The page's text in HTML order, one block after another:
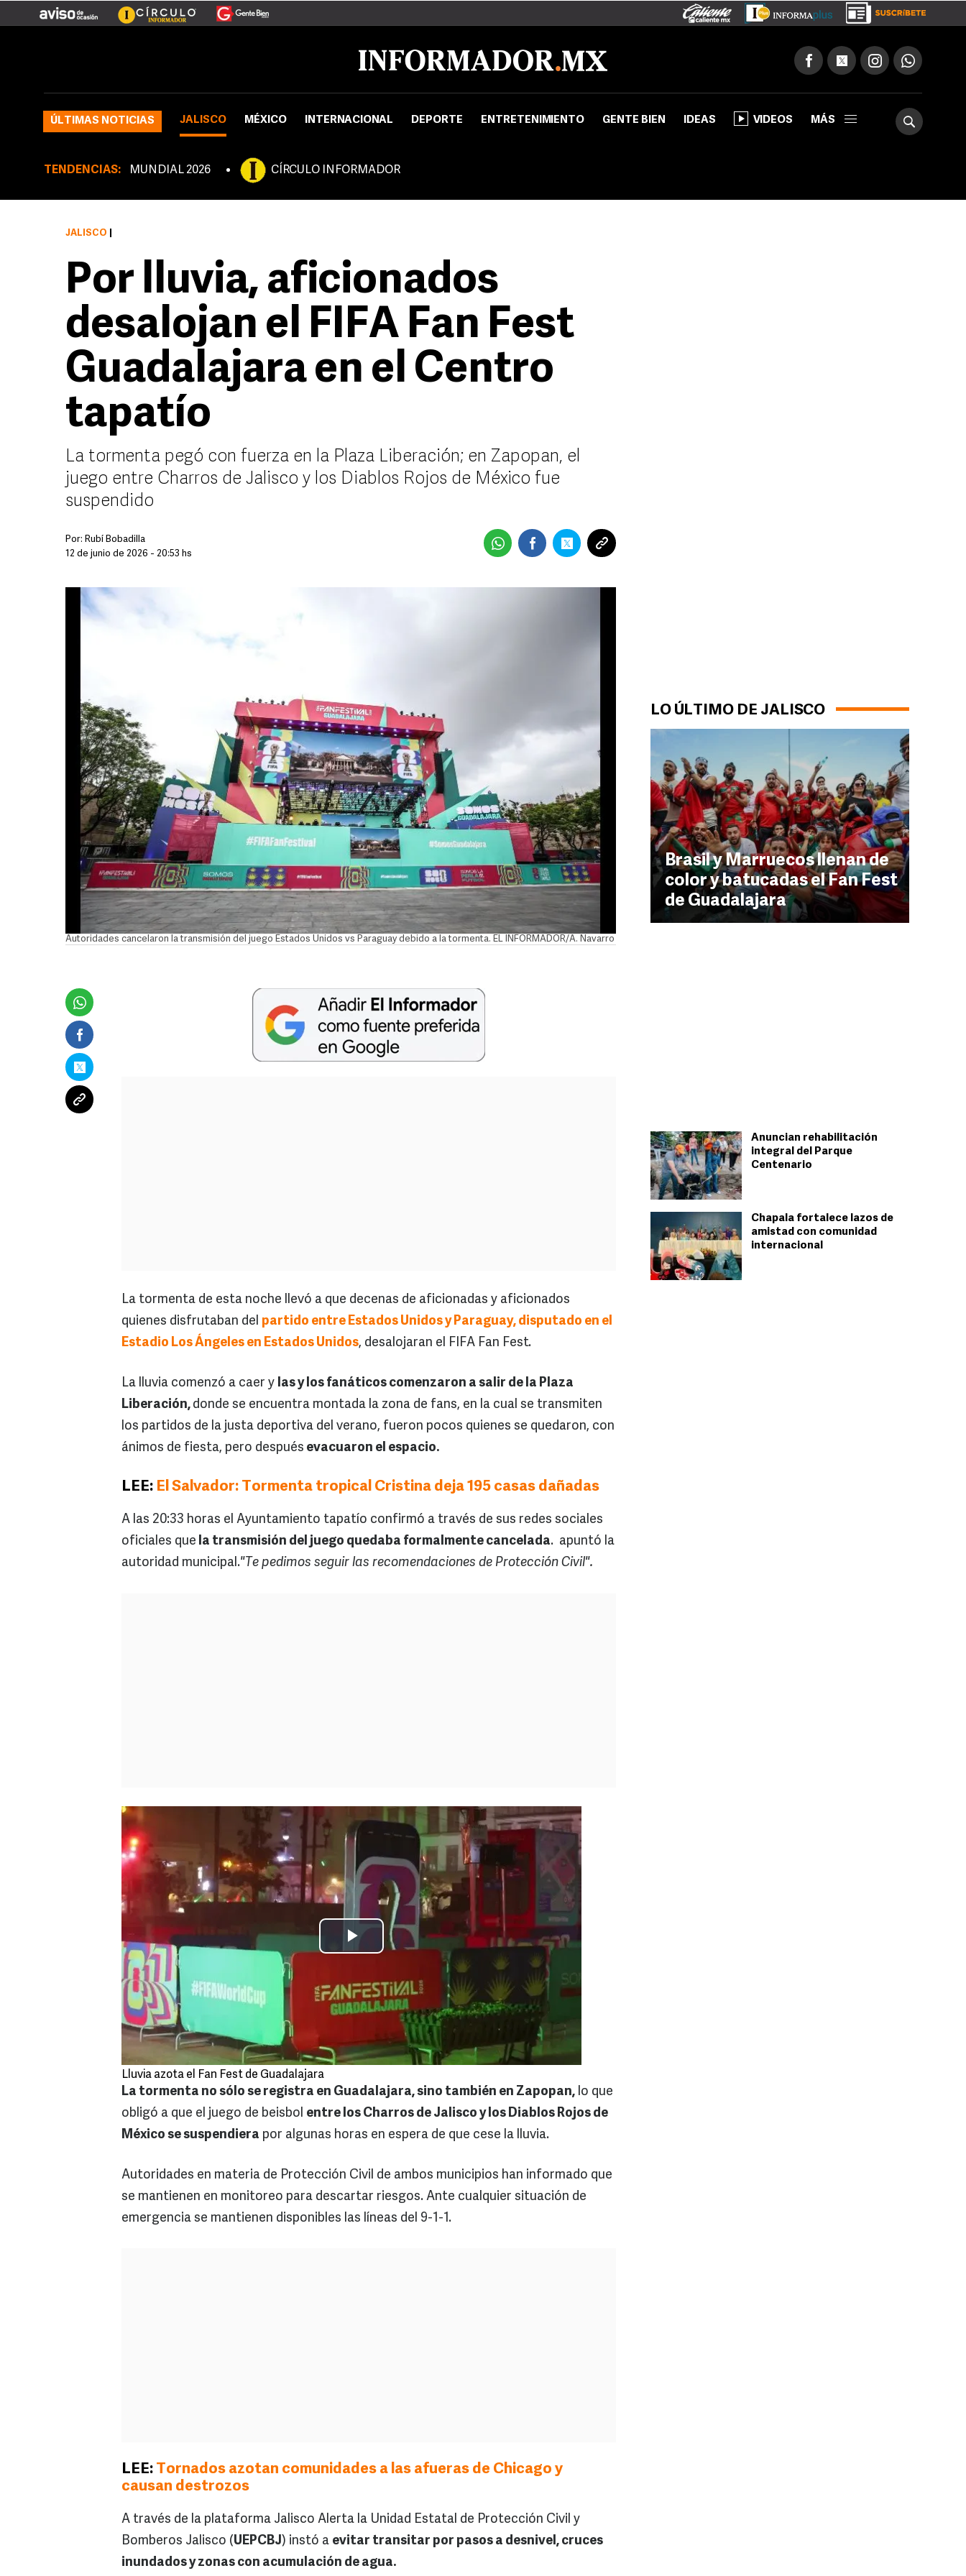
ÚLTIMAS NOTICIAS JALISCO MÉXICO INTERNACIONAL DEPORTE ENTRETENIMIENTO GENTE BIEN IDEAS VIDEOS MÁS
TENDENCIAS: MUNDIAL 2026 CÍRCULO INFORMADOR
LO ÚLTIMO DE JALISCO
Brasil y Marruecos llenan de
color y batucadas el Fan Fest
de Guadalajara
Anuncian rehabilitación
integral del Parque
Centenario
Chapala fortalece lazos de
amistad con comunidad
internacional
JALISCO
Por lluvia, aficionados
desalojan el FIFA Fan Fest
Guadalajara en el Centro
tapatío
La tormenta pegó con fuerza en la Plaza Liberación; en Zapopan, el
juego entre Charros de Jalisco y los Diablos Rojos de México fue
suspendido
Por: Rubí Bobadilla
12 de junio de 2026 - 20:53 hs
Autoridades cancelaron la transmisión del juego Estados Unidos vs Paraguay debido a la tormenta. EL INFORMADOR/A. Navarro
La tormenta de esta noche llevó a que decenas de aficionadas y aficionados
quienes disfrutaban del partido entre Estados Unidos y Paraguay, disputado en el
Estadio Los Ángeles en Estados Unidos, desalojaran el FIFA Fan Fest.
La lluvia comenzó a caer y las y los fanáticos comenzaron a salir de la Plaza
Liberación, donde se encuentra montada la zona de fans, en la cual se transmiten
los partidos de la justa deportiva del verano, fueron pocos quienes se quedaron, con
ánimos de fiesta, pero después evacuaron el espacio.
LEE: El Salvador: Tormenta tropical Cristina deja 195 casas dañadas
A las 20:33 horas el Ayuntamiento tapatío confirmó a través de sus redes sociales
oficiales que la transmisión del juego quedaba formalmente cancelada. apuntó la
autoridad municipal."Te pedimos seguir las recomendaciones de Protección Civil".
Lluvia azota el Fan Fest de Guadalajara
La tormenta no sólo se registra en Guadalajara, sino también en Zapopan, lo que
obligó a que el juego de beisbol entre los Charros de Jalisco y los Diablos Rojos de
México se suspendiera por algunas horas en espera de que cese la lluvia.
Autoridades en materia de Protección Civil de ambos municipios han informado que
se mantienen en monitoreo para descartar riesgos. Ante cualquier situación de
emergencia se mantienen disponibles las líneas del 9-1-1.
LEE: Tornados azotan comunidades a las afueras de Chicago y
causan destrozos
A través de la plataforma Jalisco Alerta la Unidad Estatal de Protección Civil y
Bomberos Jalisco (UEPCBJ) instó a evitar transitar por pasos a desnivel, cruces
inundados y zonas con acumulación de agua.